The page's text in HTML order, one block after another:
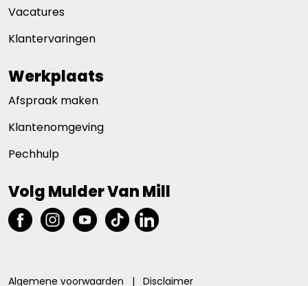
Vacatures
Klantervaringen
Werkplaats
Afspraak maken
Klantenomgeving
Pechhulp
Volg Mulder Van Mill
Algemene voorwaarden |Disclaimer